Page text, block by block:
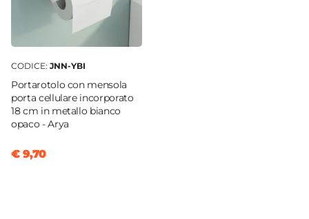
Bianco
Finitura WC
Materiale WC
Ceramica
Kit Fissaggio
Incluso
Tipologia Copri WC
CODICE: JNN-YBI
Portarotolo con mensola
porta cellulare incorporato
18 cm in metallo bianco
opaco - Arya
€ 9,70